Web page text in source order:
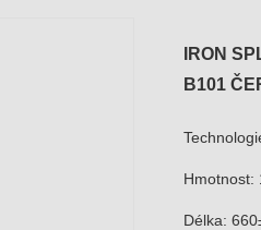
IRON
B101
Hmotnost:
Délka: